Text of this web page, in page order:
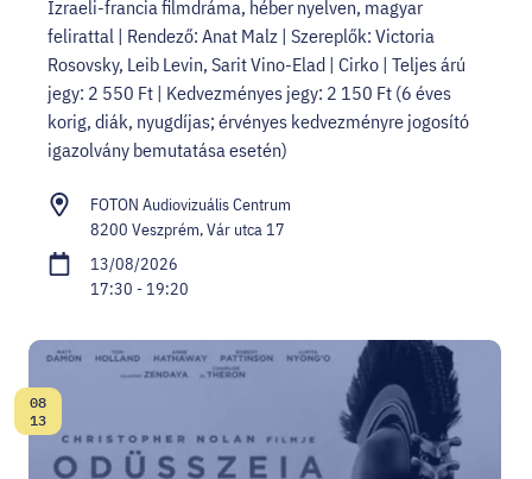
Izraeli-francia filmdráma, héber nyelven, magyar
felirattal | Rendező: Anat Malz | Szereplők: Victoria
Rosovsky, Leib Levin, Sarit Vino-Elad | Cirko | Teljes árú
jegy: 2 550 Ft | Kedvezményes jegy: 2 150 Ft (6 éves
korig, diák, nyugdíjas; érvényes kedvezményre jogosító
igazolvány bemutatása esetén)
FOTON Audiovizuális Centrum
8200 Veszprém, Vár utca 17
13/08/2026
17:30 - 19:20
Date:
08
13